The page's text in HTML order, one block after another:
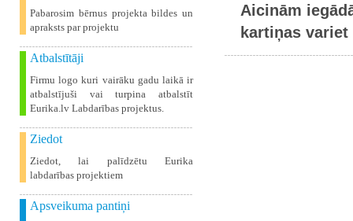
Pabarosim bērnus projekta bildes un
apraksts par projektu
Atbalstītāji
Firmu logo kuri vairāku gadu laikā ir
atbalstījuši vai turpina atbalstīt
Eurika.lv Labdarības projektus.
Ziedot
Ziedot, lai palīdzētu Eurika
labdarības projektiem
Apsveikuma pantiņi
Aicinām
kartiņas variet